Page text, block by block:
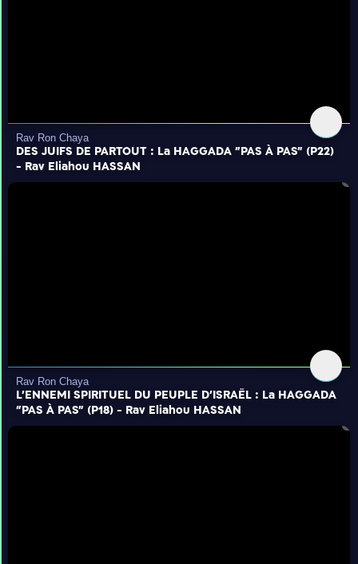
Rav Ron Chaya
DES JUIFS DE PARTOUT : La HAGGADA "PAS À PAS" (P22)
- Rav Eliahou HASSAN
Rav Ron Chaya
L'ENNEMI SPIRITUEL DU PEUPLE D'ISRAËL : La HAGGADA
"PAS À PAS" (P18) - Rav Eliahou HASSAN